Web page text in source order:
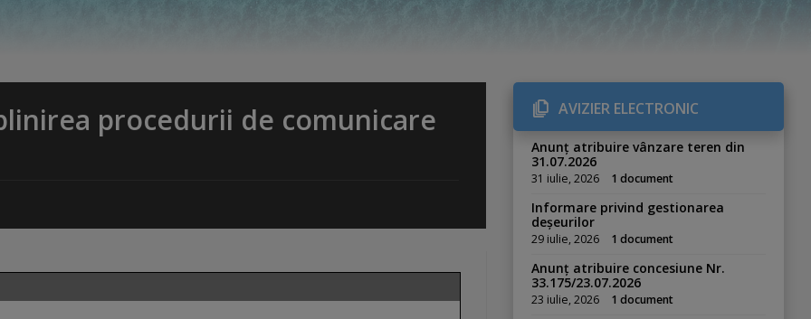
procedurii de comunicare AVIZIER ELECTRONIC
Anunț atribuire vânzare teren din
31.07.2026
31 iulie, 2026 1 document
Informare privind gestionarea
deșeurilor
29 iulie, 2026 1 document
Anunț atribuire concesiune Nr.
33.175/23.07.2026
23 iulie, 2026 1 document